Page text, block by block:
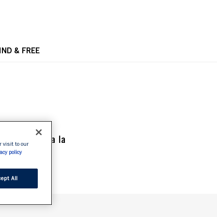
& FREE
prolunga la
visit to our
policy
All